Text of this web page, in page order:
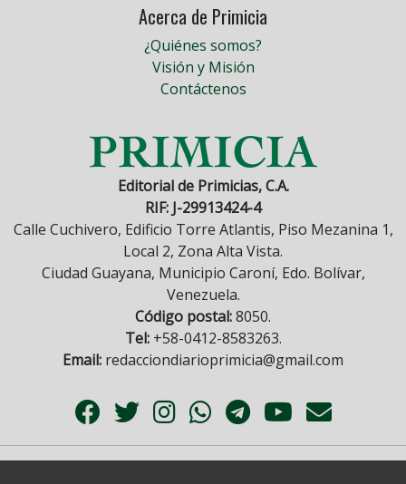
Acerca de Primicia
¿Quiénes somos?
Visión y Misión
Contáctenos
Editorial de Primicias, C.A.
RIF: J-29913424-4
Calle Cuchivero, Edificio Torre Atlantis, Piso Mezanina 1,
Local 2, Zona Alta Vista.
Ciudad Guayana, Municipio Caroní, Edo. Bolívar,
Venezuela.
Código postal:8050.
Tel:+58-0412-8583263.
Email: redacciondiarioprimicia@gmail.com